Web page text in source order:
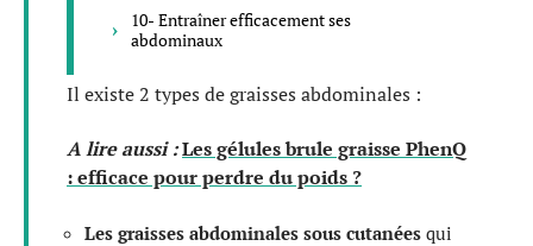
10- Entraîner efficacement ses
abdominaux
Il existe 2 types de graisses abdominales :
A lire aussi :Les gélules brule graisse PhenQ
: efficace pour perdre du poids ?
Les graisses abdominales sous cutanées qui